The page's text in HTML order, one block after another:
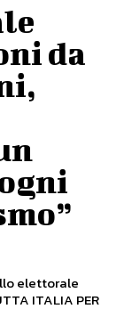
da
elettorale